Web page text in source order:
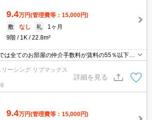
9.4万円(管理費等：15,000円)
敷
なし 礼
1ヶ月
9階
1K 22.8m²
は全てのお部屋の仲介手数料が賃料の55％以下に
内見相談 ★ 角部屋 ★ トイレ・洗面独立 ★
ーシング リブマックス
詳細を見る
9.4万円(管理費等：15,000円)